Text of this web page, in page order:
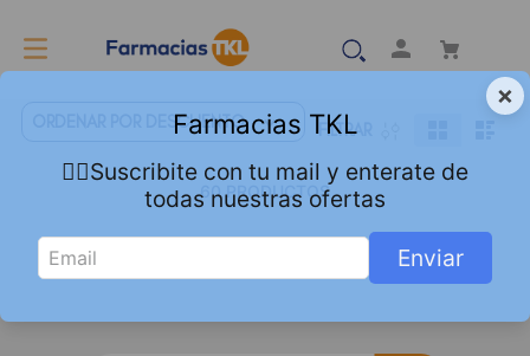
DESCUENTO FILTRAR
60PRODUCTOS
×
Farmacias TKL
👇🏻Suscribite con tu mail y enterate de
todas nuestras ofertas
Enviar